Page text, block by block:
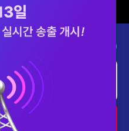
2026-08-07 (금)
게 묻는다